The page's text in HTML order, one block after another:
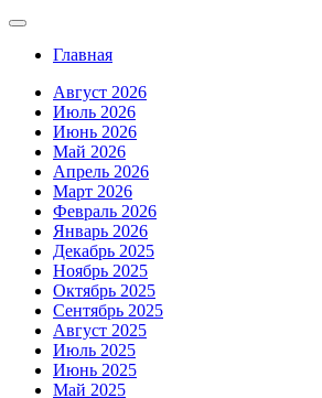
Главная
Август 2026
Июль 2026
Июнь 2026
Май 2026
Апрель 2026
Март 2026
Февраль 2026
Январь 2026
Декабрь 2025
Ноябрь 2025
Октябрь 2025
Сентябрь 2025
Август 2025
Июль 2025
Июнь 2025
Май 2025